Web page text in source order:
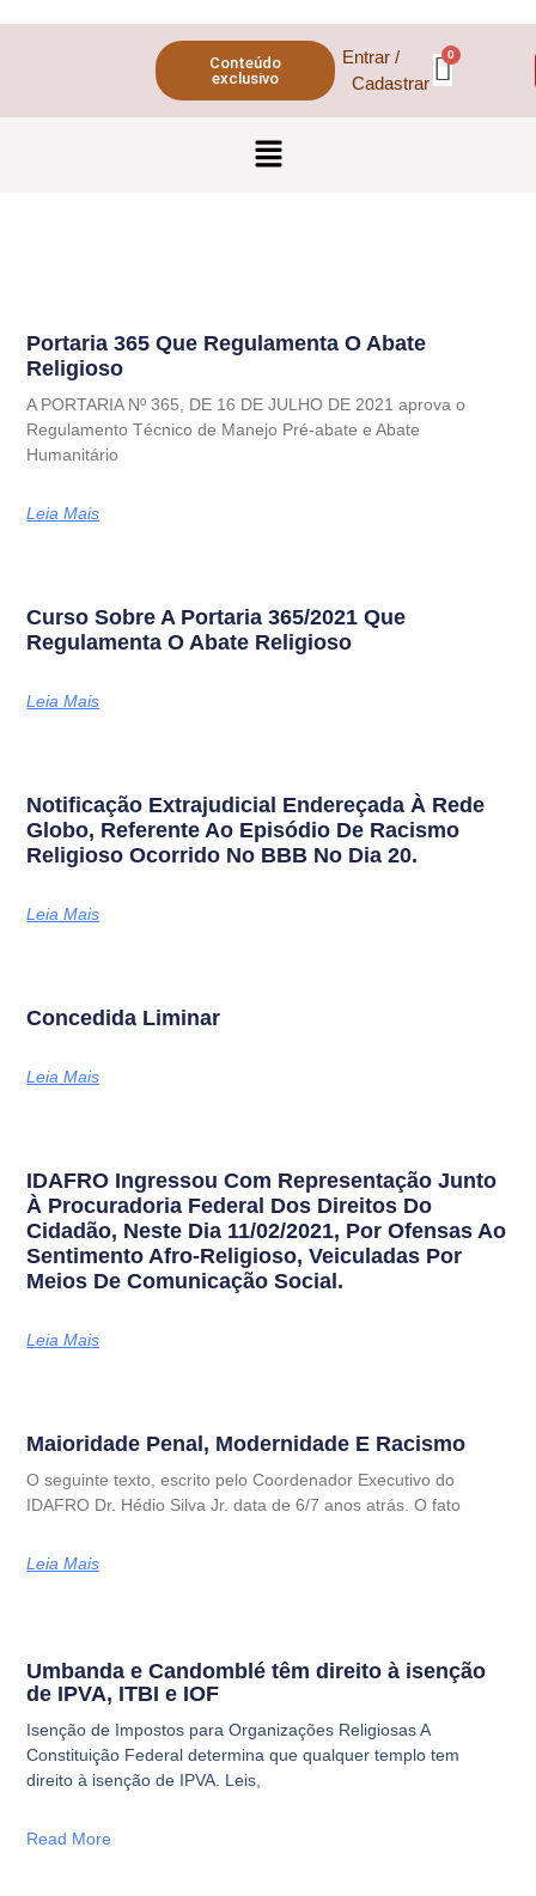
Conteúdo
exclusivo
Entrar /
Cadastrar
Portaria 365 Que Regulamenta O Abate
Religioso
A PORTARIA Nº 365, DE 16 DE JULHO DE 2021 aprova o
Regulamento Técnico de Manejo Pré-abate e Abate
Humanitário
Leia Mais
Curso Sobre A Portaria 365/2021 Que
Regulamenta O Abate Religioso
Leia Mais
Notificação Extrajudicial Endereçada À Rede
Globo, Referente Ao Episódio De Racismo
Religioso Ocorrido No BBB No Dia 20.
Leia Mais
Concedida Liminar
Leia Mais
IDAFRO Ingressou Com Representação Junto
À Procuradoria Federal Dos Direitos Do
Cidadão, Neste Dia 11/02/2021, Por Ofensas Ao
Sentimento Afro-Religioso, Veiculadas Por
Meios De Comunicação Social.
Leia Mais
Maioridade Penal, Modernidade E Racismo
O seguinte texto, escrito pelo Coordenador Executivo do
IDAFRO Dr. Hédio Silva Jr. data de 6/7 anos atrás. O fato
Leia Mais
Umbanda e Candomblé têm direito à isenção
de IPVA, ITBI e IOF
Isenção de Impostos para Organizações Religiosas A
Constituição Federal determina que qualquer templo tem
direito à isenção de IPVA. Leis,
Read More